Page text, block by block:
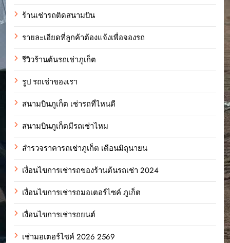
ร้านเช่ารถติดสนามบิน
รายละเอียดที่ลูกค้าต้องแจ้งเพื่อจองรถ
รีวิวร้านต้นรถเช่าภูเก็ต
รูป รถเช่าของเรา
สนามบินภูเก็ต เช่ารถที่ไหนดี
สนามบินภูเก็ตมีรถเช่าไหม
สำรวจราคารถเช่าภูเก็ต เดือนมิถุนายน
เงื่อนไขการเช่ารถของร้านต้นรถเช่า 2024
เงื่อนไขการเช่ารถมอเตอร์ไซค์ ภูเก็ต
เงื่อนไขการเช่ารถยนต์
เช่ามอเตอร์ไซค์ 2026 2569